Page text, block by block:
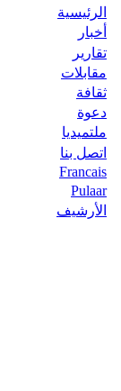
الرئيسية
أخبار
تقارير
مقابلات
ثقافة
دعوة
ملتميديا
اتصل بنا
Francais
Pulaar
الأرشيف